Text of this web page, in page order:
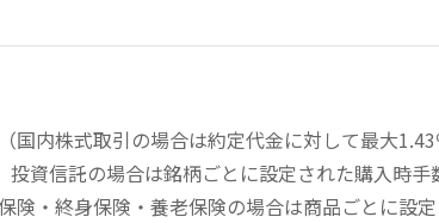
国内株式取引の場合は約定代金に対して最大
資信託の場合は銘柄ごとに設定された購入時手
・終身保険・養老保険の場合は商品ごとに設